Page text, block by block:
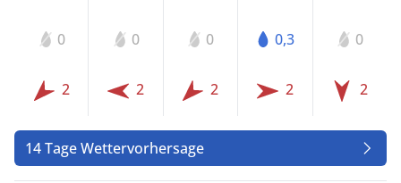
0
2
0
2
0
2
0,3
2
0
2
14 Tage Wettervorhersage